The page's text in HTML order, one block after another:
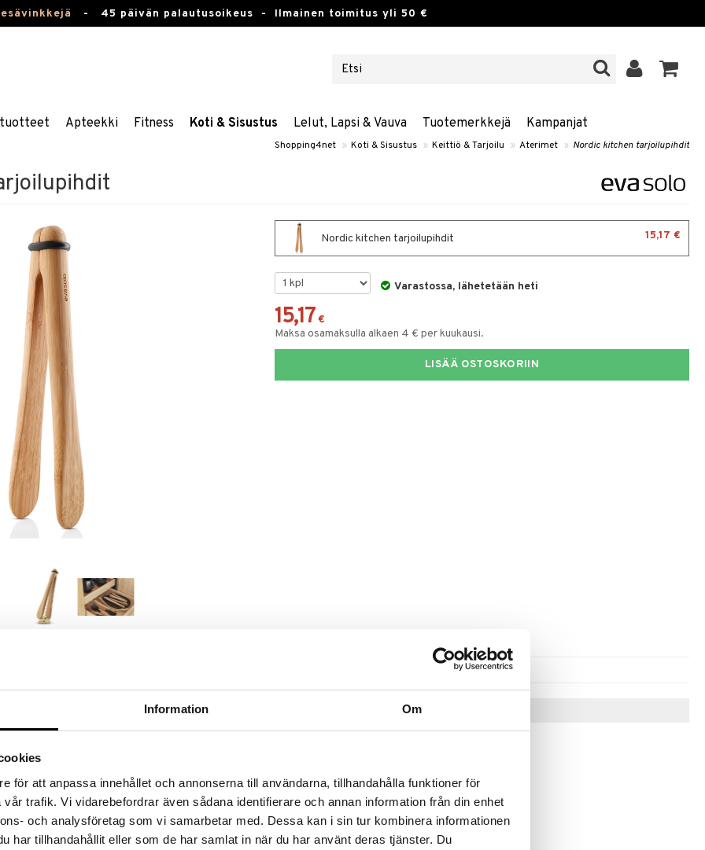
Information Om
för att anpassa innehållet och annonserna till användarna, tillhandahålla funktioner för
trafik. Vi vidarebefordrar även sådana identifierare och annan information från din enhet
och analysföretag som vi samarbetar med. Dessa kan i sin tur kombinera informationen
har tillhandahållit eller som de har samlat in när du har använt deras tjänster. Du
- 45 päivän palautusoikeus - Ilmainen toimitus yli 50 €
Apteekki Fitness Koti & Sisustus Lelut, Lapsi & Vauva Tuotemerkkejä Kampanjat
Shopping4net » Koti & Sisustus » Keittiö & Tarjoilu » Aterimet » Nordic kitchen tarjoilupihdit
Nordic kitchen tarjoilupihdit 15,17 €
Varastossa, lähetetään heti
15,17 €
Maksa osamaksulla alkaen 4 € per kuukausi.
LISÄÄ OSTOSKORIIN
löydöt kotiin!
suuren valikoiman jännittäviä tuotteita
31.8.2026 asti mutta ole nopea -
voivat päästä loppumaan!
ale-löydöt »